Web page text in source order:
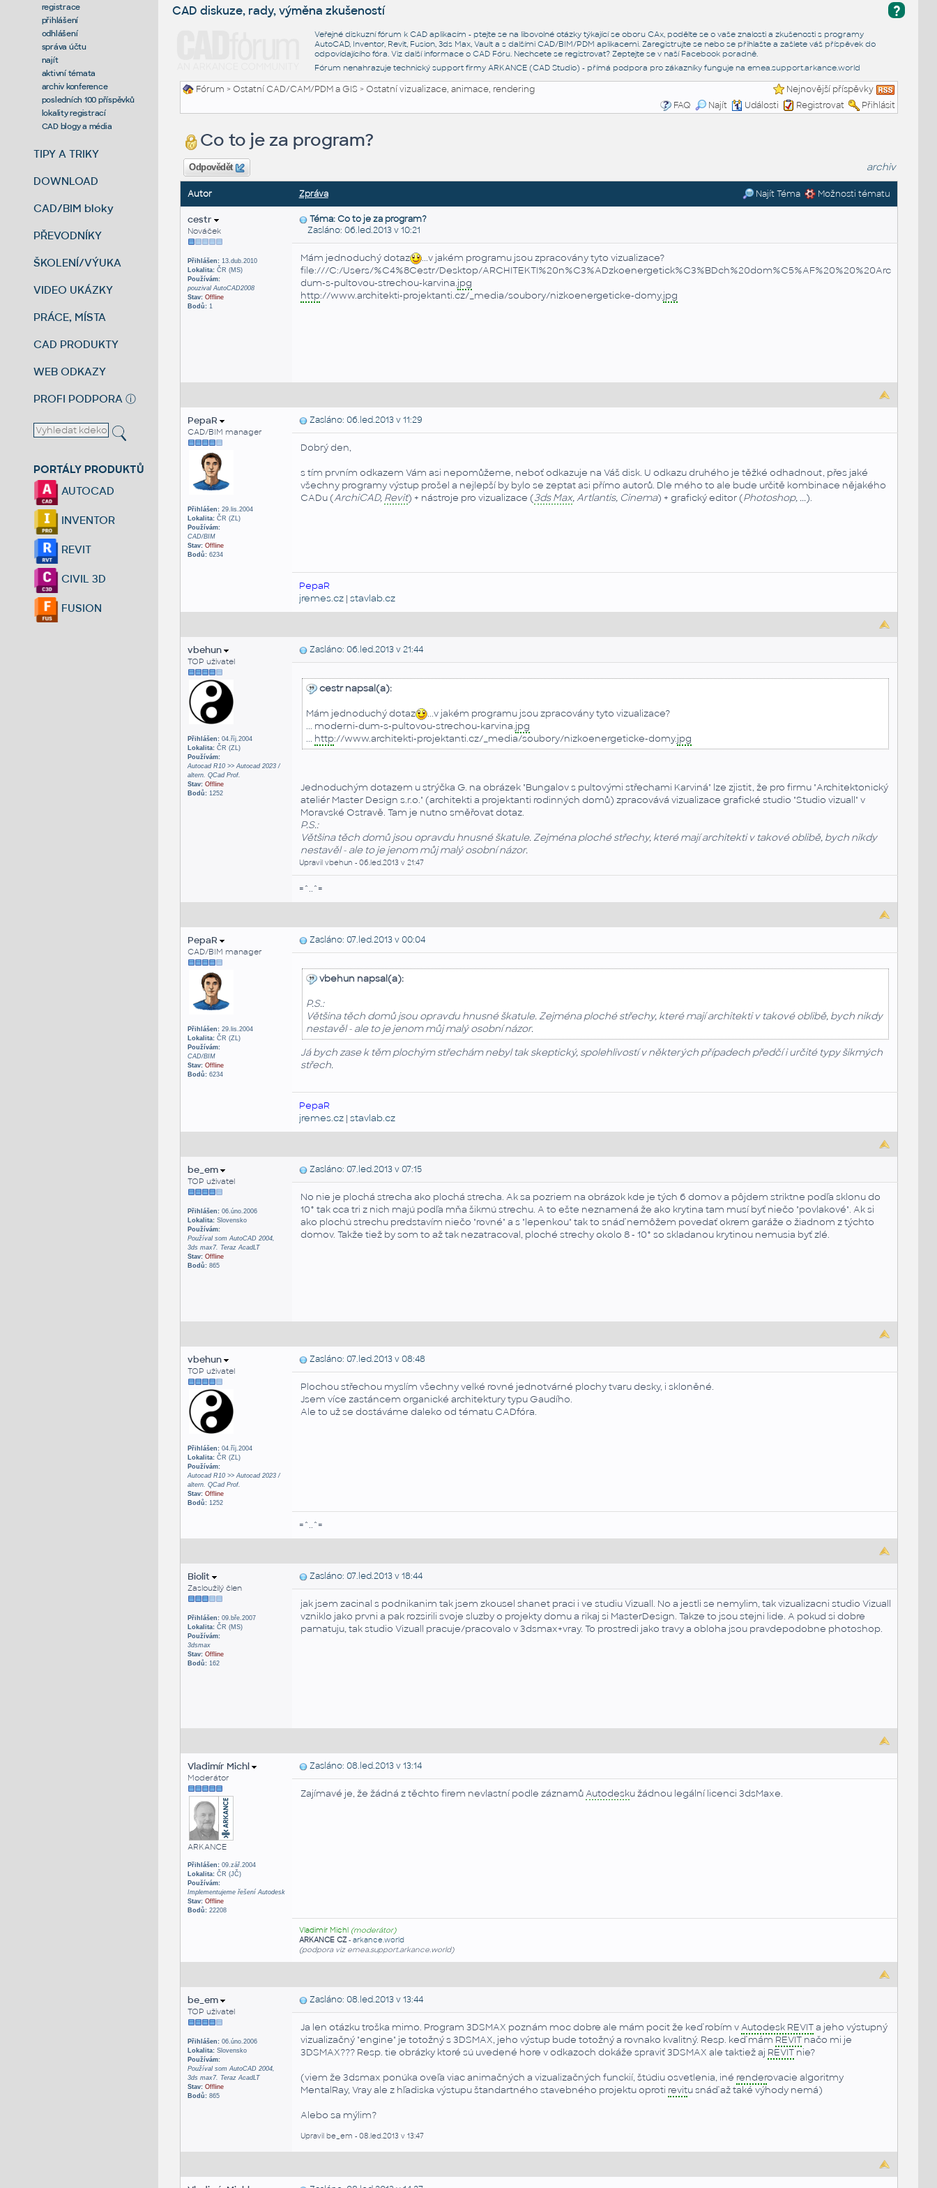
registrace
přihlášení
odhlášení
správa účtu
najít
aktivní témata
archiv konference
posledních 100 příspěvků
lokality registrací
CAD blogy a média
TIPY A TRIKY
DOWNLOAD
CAD/BIM bloky
PŘEVODNÍKY
ŠKOLENÍ/VÝUKA
VIDEO UKÁZKY
PRÁCE, MÍSTA
CAD PRODUKTY
WEB ODKAZY
PROFI PODPORA ⓘ
PORTÁLY PRODUKTŮ
AUTOCAD
INVENTOR
REVIT
CIVIL 3D
FUSION
?
CAD diskuze, rady, výměna zkušeností
Veřejné diskuzní fórum k CAD aplikacím - ptejte se na libovolné otázky týkající se oboru CAx, podělte se o vaše znalosti a zkušenosti s programy
AutoCAD, Inventor, Revit, Fusion, 3ds Max, Vault a s dalšími CAD/BIM/PDM aplikacemi. Zaregistrujte se nebo se přihlašte a zašlete váš příspěvek do
odpovídajícího fóra. Viz další informace o CAD Fóru. Nechcete se registrovat? Zeptejte se v naší Facebook poradně.
Fórum nenahrazuje technický support firmy ARKANCE (CAD Studio) - přímá podpora pro zákazníky funguje na emea.support.arkance.world
Fórum > Ostatní CAD/CAM/PDM a GIS> Ostatní vizualizace, animace, rendering
Nejnovější příspěvky
FAQ
Najít Události Registrovat Přihlásit
Co to je za program?
Odpovědět archiv
Autor Zpráva Najít Téma Možnosti tématu
cestr
Nováček
Přihlášen:13.dub.2010
Lokalita:ČR (MS)
Používám:
pouzival AutoCAD2008
Stav: Offline
Bodů:1
Téma: Co to je za program?
Zasláno: 06.led.2013 v 10:21
Mám jednoduchý dotaz
...v jakém programu jsou zpracovány tyto vizualizace?
file:///C:/Users/%C4%8Cestr/Desktop/
dum-s-pultovou-strechou-karvina.jpg
http://www.architekti-projektanti.cz/_media/soubory/nizkoenergeticke-domy.jpg
PepaR
CAD/BIM manager
Přihlášen:29.lis.2004
Lokalita:ČR (ZL)
Používám:
CAD/BIM
Stav: Offline
Bodů:6234
Zasláno: 06.led.2013 v 11:29
Dobrý den,
s tím prvním odkazem Vám asi nepomůžeme, neboť odkazuje na Váš disk. U odkazu druhého je těžké odhadnout, přes jaké
všechny programy výstup prošel a nejlepší by bylo se zeptat asi přímo autorů. Dle mého to ale bude určitě kombinace nějakého
CADu (ArchiCAD, Revit) + nástroje pro vizualizace (3ds Max, Artlantis, Cinema) + grafický editor (Photoshop, ...).
PepaR
jremes.cz| stavlab.cz
vbehun
TOP uživatel
Přihlášen:04.říj.2004
Lokalita:ČR (ZL)
Používám:
Autocad R10 >> Autocad 2023 /
altern. QCad Prof.
Stav: Offline
Bodů:1252
Zasláno: 06.led.2013 v 21:44
cestr napsal(a):
Mám jednoduchý dotaz
...v jakém programu jsou zpracovány tyto vizualizace?
... moderni-dum-s-pultovou-strechou-karvina.jpg
... http://www.architekti-projektanti.cz/_media/soubory/nizkoenergeticke-domy.jpg
Jednoduchým dotazem u strýčka G. na obrázek "Bungalov s pultovými střechami Karviná" lze zjistit, že pro firmu "Architektonický
ateliér Master Design s.r.o." (architekti a projektanti rodinných domů) zpracovává vizualizace grafické studio "Studio vizuall" v
Moravské Ostravě. Tam je nutno směřovat dotaz.
P.S.:
Většina těch domů jsou opravdu hnusné škatule. Zejména ploché střechy, které mají architekti v takové oblibě, bych nikdy
nestavěl - ale to je jenom můj malý osobní názor.
Upravil vbehun - 06.led.2013 v 21:47
=^..^=
PepaR
CAD/BIM manager
Přihlášen:29.lis.2004
Lokalita:ČR (ZL)
Používám:
CAD/BIM
Stav: Offline
Bodů:6234
Zasláno: 07.led.2013 v 00:04
vbehun napsal(a):
P.S.:
Většina těch domů jsou opravdu hnusné škatule. Zejména ploché střechy, které mají architekti v takové oblibě, bych nikdy
nestavěl - ale to je jenom můj malý osobní názor.
Já bych zase k těm plochým střechám nebyl tak skeptický, spolehlivostí v některých případech předčí i určité typy šikmých
střech.
PepaR
jremes.cz| stavlab.cz
be_em
TOP uživatel
Přihlášen:06.úno.2006
Lokalita:Slovensko
Používám:
Používal som AutoCAD 2004,
3ds max7. Teraz AcadLT
Stav: Offline
Bodů:865
Zasláno: 07.led.2013 v 07:15
No nie je plochá strecha ako plochá strecha. Ak sa pozriem na obrázok kde je tých 6 domov a pôjdem striktne podľa sklonu do
10° tak cca tri z nich majú podľa mňa šikmú strechu. A to ešte neznamená že ako krytina tam musí byť niečo "povlakové". Ak si
ako plochú strechu predstavím niečo "rovné" a s "lepenkou" tak to snáď nemôžem povedať okrem garáže o žiadnom z týchto
domov. Takže tiež by som to až tak nezatracoval, ploché strechy okolo 8 - 10° so skladanou krytinou nemusia byť zlé.
vbehun
TOP uživatel
Přihlášen:04.říj.2004
Lokalita:ČR (ZL)
Používám:
Autocad R10 >> Autocad 2023 /
altern. QCad Prof.
Stav: Offline
Bodů:1252
Zasláno: 07.led.2013 v 08:48
Plochou střechou myslím všechny velké rovné jednotvárné plochy tvaru desky, i skloněné.
Jsem více zastáncem organické architektury typu Gaudího.
Ale to už se dostáváme daleko od tématu CADfóra.
=^..^=
Biolit
Zasloužilý člen
Přihlášen:09.bře.2007
Lokalita:ČR (MS)
Používám:
3dsmax
Stav: Offline
Bodů:162
Zasláno: 07.led.2013 v 18:44
jak jsem zacinal s podnikanim tak jsem zkousel shanet praci i ve studiu Vizuall. No a jestli se nemylim, tak vizualizacni studio Vizuall
vzniklo jako prvni a pak rozsirili svoje sluzby o projekty domu a rikaj si MasterDesign. Takze to jsou stejni lide. A pokud si dobre
pamatuju, tak studio Vizuall pracuje/pracovalo v 3dsmax+vray. To prostredi jako travy a obloha jsou pravdepodobne photoshop.
Vladimír Michl
Moderátor
ARKANCE
Přihlášen:09.zář.2004
Lokalita:ČR (JČ)
Používám:
Implementujeme řešení Autodesk
Stav: Offline
Bodů:22208
Zasláno: 08.led.2013 v 13:14
Zajímavé je, že žádná z těchto firem nevlastní podle záznamůAutodesku žádnou legální licenci 3dsMaxe.
Vladimír Michl (moderátor)
ARKANCE CZ- arkance.world
(podpora viz emea.support.arkance.world)
be_em
TOP uživatel
Přihlášen:06.úno.2006
Lokalita:Slovensko
Používám:
Používal som AutoCAD 2004,
3ds max7. Teraz AcadLT
Stav: Offline
Bodů:865
Zasláno: 08.led.2013 v 13:44
Ja len otázku troška mimo. Program 3DSMAX poznám moc dobre ale mám pocit že keď robím vAutodesk REVITa jeho výstupný
vizualizačný "engine" je totožný s 3DSMAX, jeho výstup bude totožný a rovnako kvalitný. Resp. keď mám REVITnačo mi je
3DSMAX??? Resp. tie obrázky ktoré sú uvedené hore v odkazoch dokáže spraviť 3DSMAX ale taktiež aj REVITnie?
(viem že 3dsmax ponúka oveľa viac animačných a vizualizačných funckií, štúdiu osvetlenia, iné renderovacie algoritmy
MentalRay, Vray ale z hľadiska výstupu štandartného stavebného projektu oproti revitu snáď až také výhody nemá)
Alebo sa mýlim?
Upravil be_em - 08.led.2013 v 13:47